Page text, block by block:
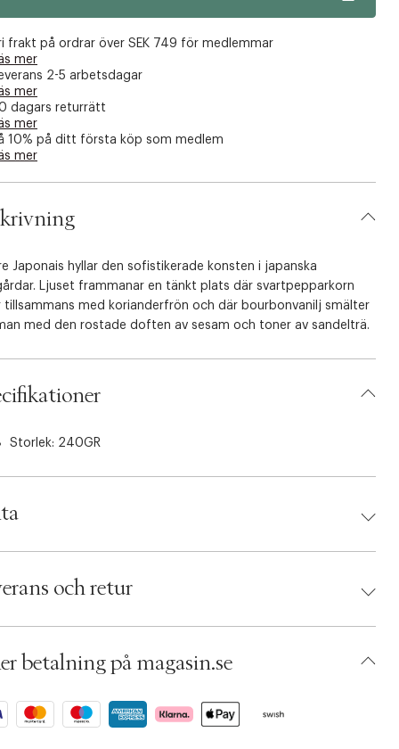
frakt på ordrar över SEK 749 för medlemmar
mer
2-5 arbetsdagar
mer
dagars returrätt
mer
10% på ditt första köp som medlem
mer
Japonais hyllar den sofistikerade konsten i japanska
Ljuset frammanar en tänkt plats där svartpepparkorn
tillsammans med korianderfrön och där bourbonvanilj smälter
med den rostade doften av sesam och toner av sandelträ.
Storlek: 240GR
7340032879841och retur
betalning på magasin.se